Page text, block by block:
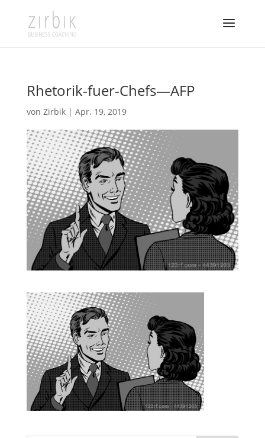
Rhetorik-fuer-Chefs—AFP
von Zirbik| Apr. 19, 2019